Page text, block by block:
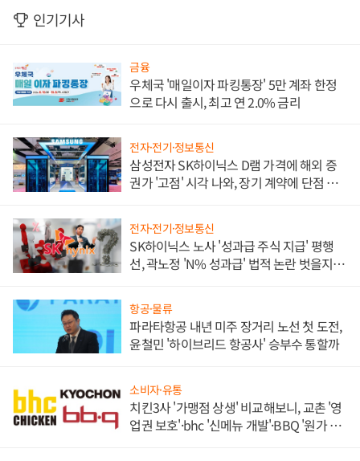
인기기사
금융
우체국 '매일이자 파킹통장' 5만 계좌 한정
으로 다시 출시, 최고 연 2.0% 금리
전자·전기·정보통신
삼성전자 SK하이닉스 D램 가격에 해외 증
권가 '고점' 시각 나와, 장기 계약에 단점 부
전자·전기·정보통신
SK하이닉스 노사 '성과급 주식 지급' 평행
선, 곽노정 'N% 성과급' 법적 논란 벗을지 주
항공·물류
파라타항공 내년 미주 장거리 노선 첫 도전,
윤철민 '하이브리드 항공사' 승부수 통할까
소비자·유통
치킨3사 '가맹점 상생' 비교해보니, 교촌 '영
업권 보호'·bhc '신메뉴 개발'·BBQ '원가 부